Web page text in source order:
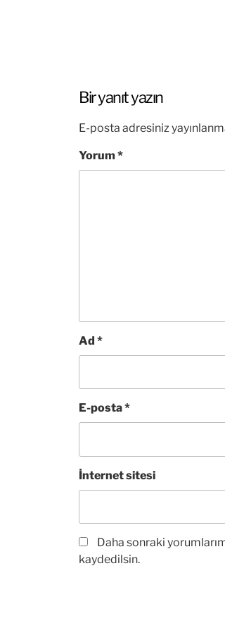
Bir yanıt yazın
E-posta adresiniz
Yorum *
Ad *
E-posta*
İnternet sitesi
Daha sonraki
kaydedilsin.